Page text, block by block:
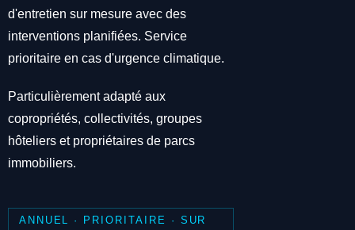
d'entretien sur mesure avec des
interventions planifiées. Service
prioritaire en cas d'urgence climatique.
Particulièrement adapté aux
copropriétés, collectivités, groupes
hôteliers et propriétaires de parcs
immobiliers.
ANNUEL · PRIORITAIRE · SUR